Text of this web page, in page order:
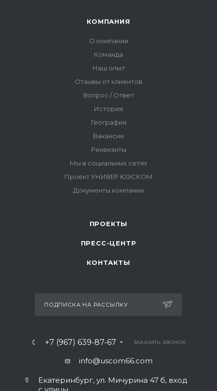
ПРОЕКТЫ
ПРЕСС-ЦЕНТР
КОНТАКТЫ
ПОДПИСКА НА РАССЫЛКУ
+7 (967) 639-87-67 ЗАКАЗАТЬ ЗВОНОК
info@uscom66.com
Екатеринбург, ул. Мичурина 47 б, вход